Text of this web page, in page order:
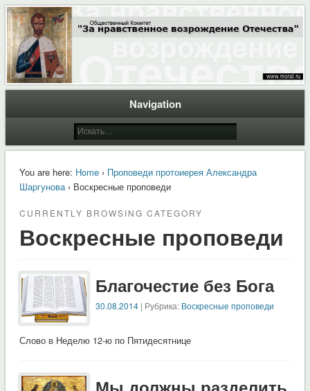
Moral.Ru
Общественный Комитет "За нравственное возрождение Отечества"
Navigation
You are here: Home› Проповеди протоиерея Александра
Шаргунова› Воскресные проповеди
CURRENTLY BROWSING CATEGORY
Воскресные проповеди
Благочестие без Бога
30.08.2014 | Рубрика: Воскресные проповеди
Слово в Неделю 12-ю по Пятидесятнице